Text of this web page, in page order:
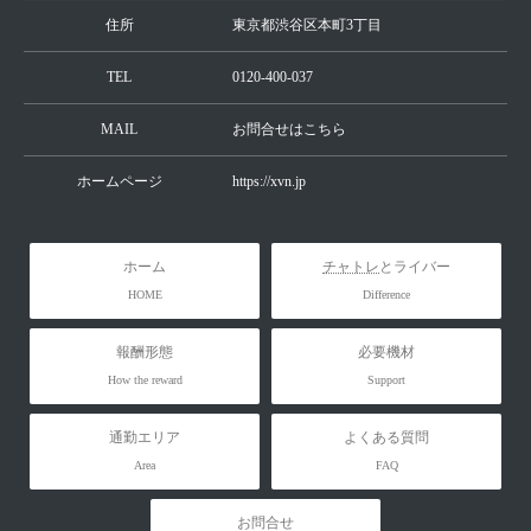
住所 東京都渋谷区本町3丁目
TEL 0120-400-037
MAIL お問合せはこちら
ホームページ https://xvn.jp
ホーム
HOME
チャトレ とライバー
Difference
報酬形態
How the reward
必要機材
Support
通勤エリア
Area
よくある質問
FAQ
お問合せ